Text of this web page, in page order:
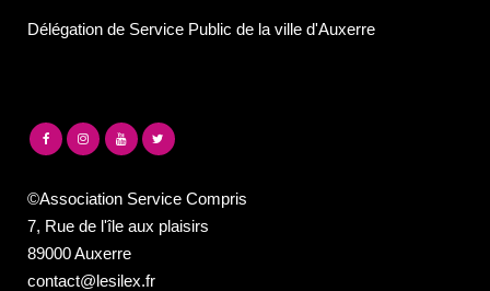
Délégation de Service Public de la ville d'Auxerre
©Association Service Compris
7, Rue de l'île aux plaisirs
89000 Auxerre
contact@lesilex.fr